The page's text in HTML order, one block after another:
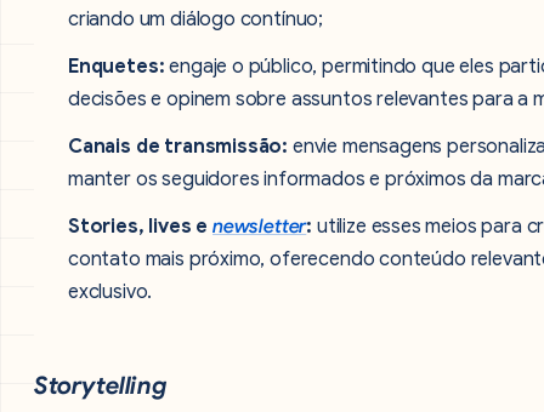
criando um diálogo contínuo;
Enquetes: engaje o público, permitindo que eles
decisões e opinem sobre assuntos relevantes para a
Canais de transmissão: envie mensagens
manter os seguidores informados e próximos da
Stories, lives enewsletter: utilize esses meios para
contato mais próximo, oferecendo conteúdo
exclusivo.
Storytelling